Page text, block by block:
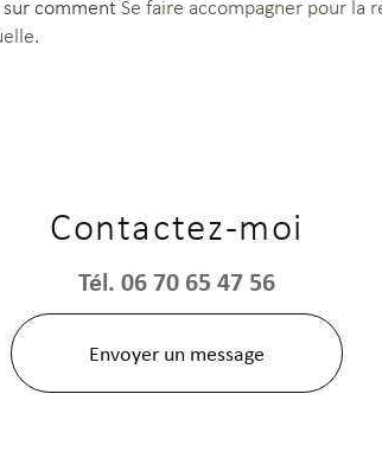
commentSe faire accompagner pour la
.
Contactez-moi
Tél. 06 70 65 47 56
Envoyer un message